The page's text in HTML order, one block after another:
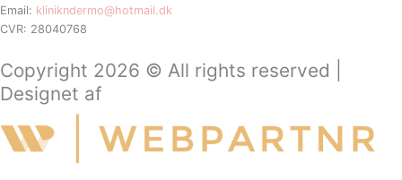
Email: klinikndermo@hotmail.dk
CVR: 28040768
Copyright 2026 © All rights reserved |
Designet af